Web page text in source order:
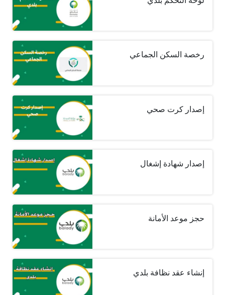
رخصة السكن الجماعي
إصدار كرت صحي
إصدار شهادة إشغال
حجز موعد الأمانة
إنشاء عقد نظافة بلدي